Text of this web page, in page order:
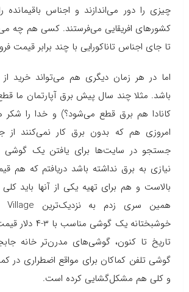
چیزی را دور می‌اندازند و اجناس باقیمانده
کشورهای افریقایی می‌فرستند. کسی هم چه
تا جای اجناس تاناکورایی با چند برابر قیمت
اما در هر زمان دیگری هم می‌تواند خرید
باشد. مثلا چند سال پیش برق آپارتمان ما
کانادا هم برق قطع می‌شود؟) و خدا را شکر
امروزی هم که بدون برق کار نمی‌کنند از
جستجو در سایت‌ها برای یافتن یک گوشی
نیازی به برق نداشته باشد دریافتم که هم
بالاست و هم برای تهیه یکی از آنها باید کلی
خوشبختانه یک
تاریخ تا کنون، گوشی‌های مدرن‌تر خانه
گوشی تلفن کماکان برای مواقع اضطراری در
و کلی هم مشکل‌گشایی کرده است.